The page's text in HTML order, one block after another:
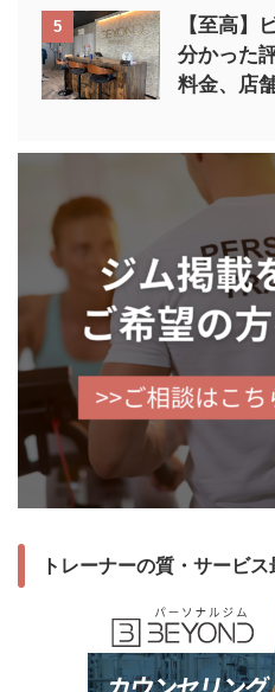
5
【至高】
分かった
料金、店
トレーナーの質・サービス